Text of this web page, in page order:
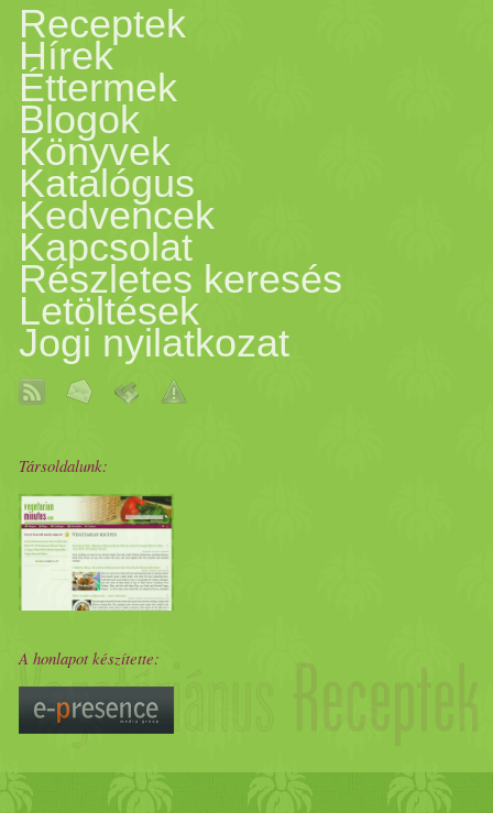
Receptek
Hírek
Éttermek
Blogok
Könyvek
Katalógus
Kedvencek
Kapcsolat
Részletes keresés
Letöltések
Jogi nyilatkozat
Társoldalunk:
A honlapot készítette: